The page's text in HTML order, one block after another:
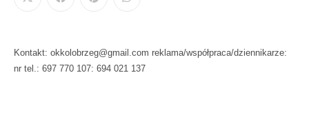
Kontakt: okkolobrzeg@gmail.com reklama/współpraca/dziennikarze:
nr tel.: 697 770 107: 694 021 137